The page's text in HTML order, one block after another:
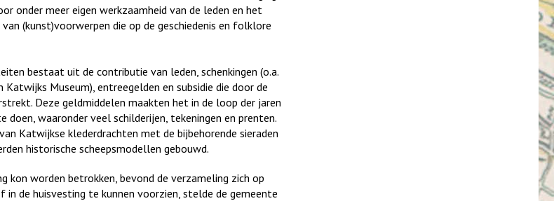
onder meer eigen werkzaamheid van de leden en het
(kunst)voorwerpen die op de geschiedenis en folklore
bestaat uit de contributie van leden, schenkingen (o.a.
Museum), entreegelden en subsidie die door de
Deze geldmiddelen maakten het in de loop der jaren
doen, waaronder veel schilderijen, tekeningen en prenten.
Katwijkse klederdrachten met de bijbehorende sieraden
historische scheepsmodellen gebouwd.
kon worden betrokken, bevond de verzameling zich op
in de huisvesting te kunnen voorzien, stelde de gemeente